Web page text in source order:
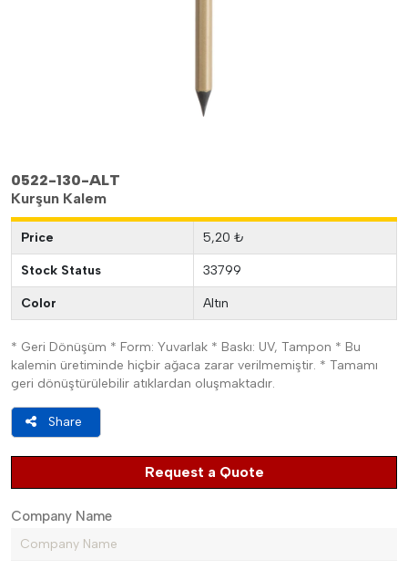
0522-130-ALT
Kurşun Kalem
Price 5,20 ₺
Stock Status 33799
Color Altın
* Geri Dönüşüm * Form: Yuvarlak * Baskı: UV, Tampon * Bu
kalemin üretiminde hiçbir ağaca zarar verilmemiştir. * Tamamı
geri dönüştürülebilir atıklardan oluşmaktadır.
Share
Request a Quote
Company Name